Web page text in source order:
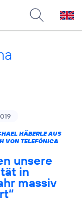
HÄBERLE AUS
VON TELEFÓNICA
unsere
in
massiv